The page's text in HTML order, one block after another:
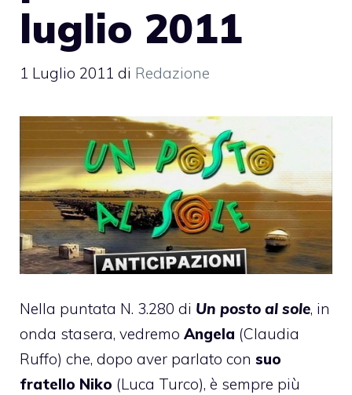
luglio 2011
1 Luglio 2011 di Redazione
Nella puntata N. 3.280 di Un posto al sole, in
onda stasera, vedremo Angela (Claudia
Ruffo) che, dopo aver parlato con suo
fratello Niko (Luca Turco), è sempre più